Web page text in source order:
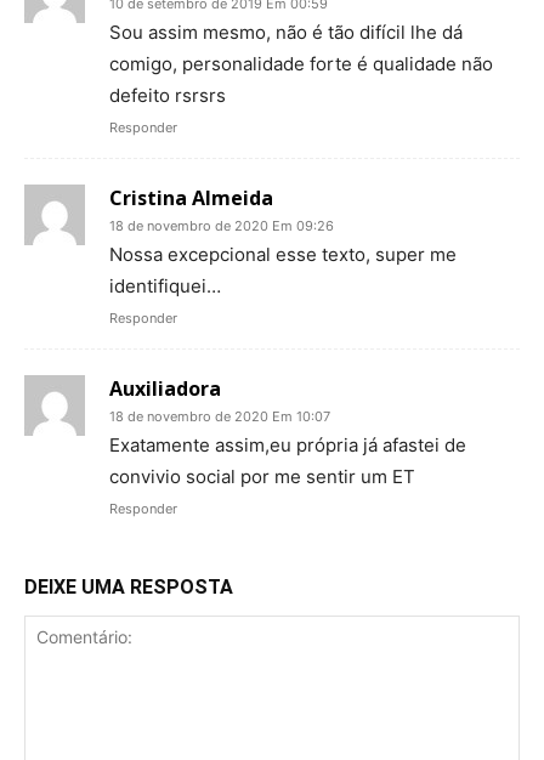
10 de setembro de 2019 Em 00:59
Sou assim mesmo, não é tão difícil lhe dá
comigo, personalidade forte é qualidade não
defeito rsrsrs
Responder
Cristina Almeida
18 de novembro de 2020 Em 09:26
Nossa excepcional esse texto, super me
identifiquei…
Responder
Auxiliadora
18 de novembro de 2020 Em 10:07
Exatamente assim,eu própria já afastei de
convivio social por me sentir um ET
Responder
DEIXE UMA RESPOSTA